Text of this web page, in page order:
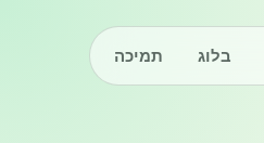
בלוג תמיכה